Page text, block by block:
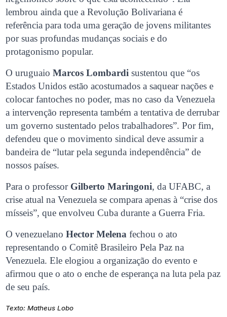
lembrou ainda que a Revolução Bolivariana é
referência para toda uma geração de jovens militantes
por suas profundas mudanças sociais e do
protagonismo popular.
O uruguaioMarcos Lombardi sustentou que “os
Estados Unidos estão acostumados a saquear nações e
colocar fantoches no poder, mas no caso da Venezuela
a intervenção representa também a tentativa de derrubar
um governo sustentado pelos trabalhadores”. Por fim,
defendeu que o movimento sindical deve assumir a
bandeira de “lutar pela segunda independência” de
nossos países.
Para o professor Gilberto Maringoni, da UFABC, a
crise atual na Venezuela se compara apenas à “crise dos
mísseis”, que envolveu Cuba durante a Guerra Fria.
O venezuelanoHector Melena fechou o ato
representando o Comitê Brasileiro Pela Paz na
Venezuela. Ele elogiou a organização do evento e
afirmou que o ato o enche de esperança na luta pela paz
de seu país.
Texto: Matheus Lobo